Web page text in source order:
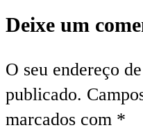
Deixe um
O seu endereço
publicado.
marcados com *